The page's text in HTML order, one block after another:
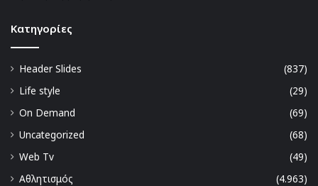
Kατηγορίες
Header Slides
(837)
Life style
(29)
On Demand
(69)
Uncategorized
(68)
Web Tv
(49)
Αθλητισμός
(4.963)